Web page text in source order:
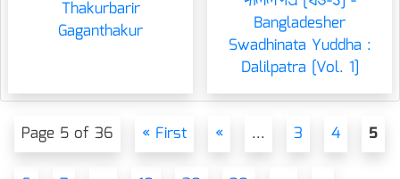
Thakurbarir
Gaganthakur
Bangladesher
Swadhinata Yuddha :
Dalilpatra [Vol. 1]
Page 5 of 36 « First « ... 3 4 5